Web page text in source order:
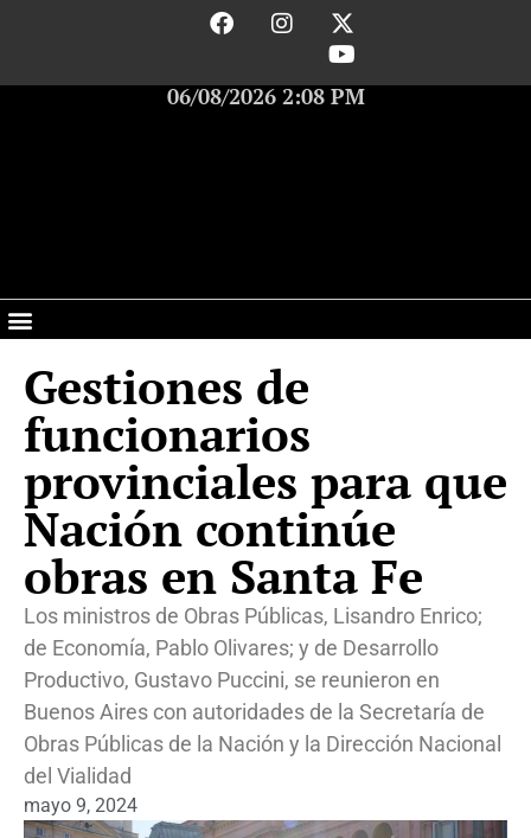
06/08/2026 2:08 PM
Gestiones de
funcionarios
provinciales para que
Nación continúe
obras en Santa Fe
Los ministros de Obras Públicas, Lisandro Enrico;
de Economía, Pablo Olivares; y de Desarrollo
Productivo, Gustavo Puccini, se reunieron en
Buenos Aires con autoridades de la Secretaría de
Obras Públicas de la Nación y la Dirección Nacional
del Vialidad
mayo 9, 2024